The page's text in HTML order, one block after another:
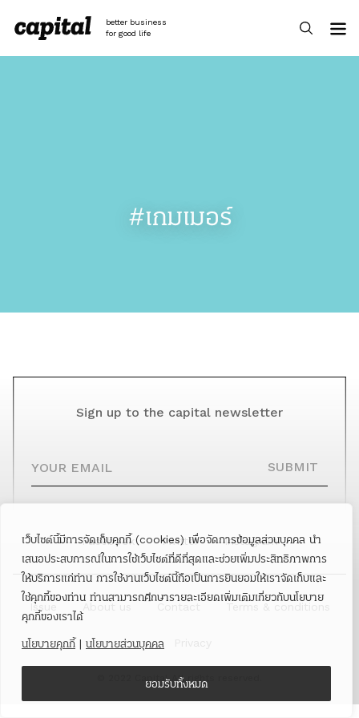
เว็บไซต์นี้มีการจัดเก็บคุกกี้ (cookies) เพื่อจัดการข้อมูลส่วนบุคคล นำ
เสนอประสบการณ์ในการใช้เว็บไซต์ที่ดีที่สุดและช่วยเพิ่มประสิทธิภาพการ
ให้บริการแก่ท่าน การใช้งานเว็บไซต์นี้ถือเป็นการยินยอมให้เราจัดเก็บและ
ใช้คุกกี้ของท่าน ท่านสามารถศึกษารายละเอียดเพิ่มเติมเกี่ยวกับนโยบาย
คุกกี้ของเราได้
นโยบายคุกกี้ | นโยบายส่วนบุคคล
ยอมรับทั้งหมด
content
better business
for good life
#เกมเมอร์
Sign up to the capital newsletter
SUBMIT
Facebook Twitter Instagram
Issue
© 2022 Capital All rights reserved.